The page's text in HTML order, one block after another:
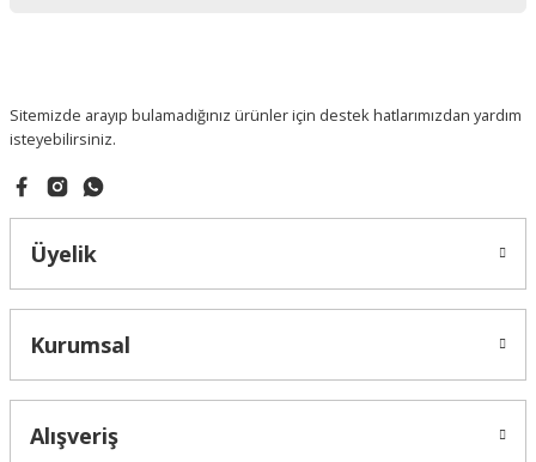
Sitemizde arayıp bulamadığınız ürünler için destek hatlarımızdan yardım
isteyebilirsiniz.
Üyelik
Kurumsal
Alışveriş